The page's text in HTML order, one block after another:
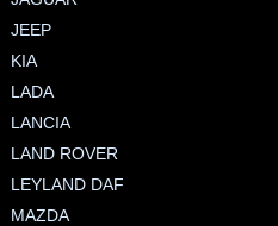
JEEP
KIA
LADA
LANCIA
LAND ROVER
LEYLAND DAF
MAZDA